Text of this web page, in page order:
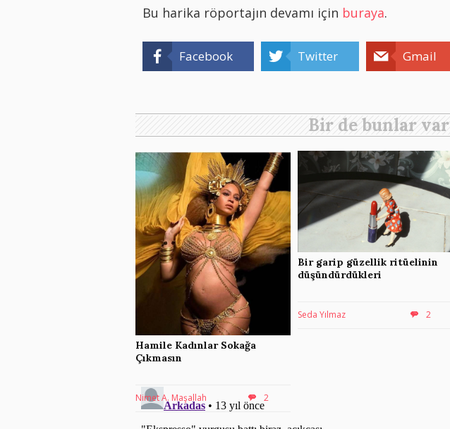
Bu harika röportajın devamı için buraya.
Facebook Twitter Gmail
Bir de bunlar var
Hamile Kadınlar Sokağa
Çıkmasın
Nimet A. Maşallah 2
Bir garip güzellik ritüelinin
düşündürdükleri
Seda Yılmaz 2